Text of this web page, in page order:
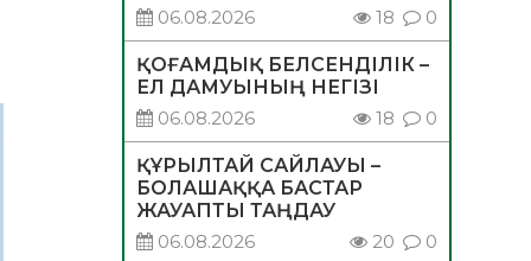
06.08.2026
18 0
ҚОҒАМДЫҚ БЕЛСЕНДІЛІК –
ЕЛ ДАМУЫНЫҢ НЕГІЗІ
06.08.2026
18 0
ҚҰРЫЛТАЙ САЙЛАУЫ –
БОЛАШАҚҚА БАСТАР
ЖАУАПТЫ ТАҢДАУ
06.08.2026
20 0